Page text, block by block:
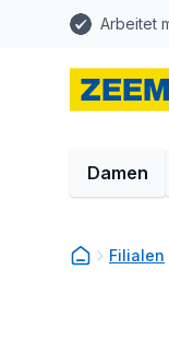
Arbeitet
Damen
Filialen